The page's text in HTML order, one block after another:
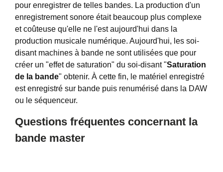
pour enregistrer de telles bandes. La production d'un
enregistrement sonore était beaucoup plus complexe
et coûteuse qu'elle ne l'est aujourd'hui dans la
production musicale numérique. Aujourd'hui, les soi-
disant machines à bande ne sont utilisées que pour
créer un "effet de saturation" du soi-disant "Saturation
de la bande" obtenir. À cette fin, le matériel enregistré
est enregistré sur bande puis renumérisé dans la DAW
ou le séquenceur.
Questions fréquentes concernant la
bande master